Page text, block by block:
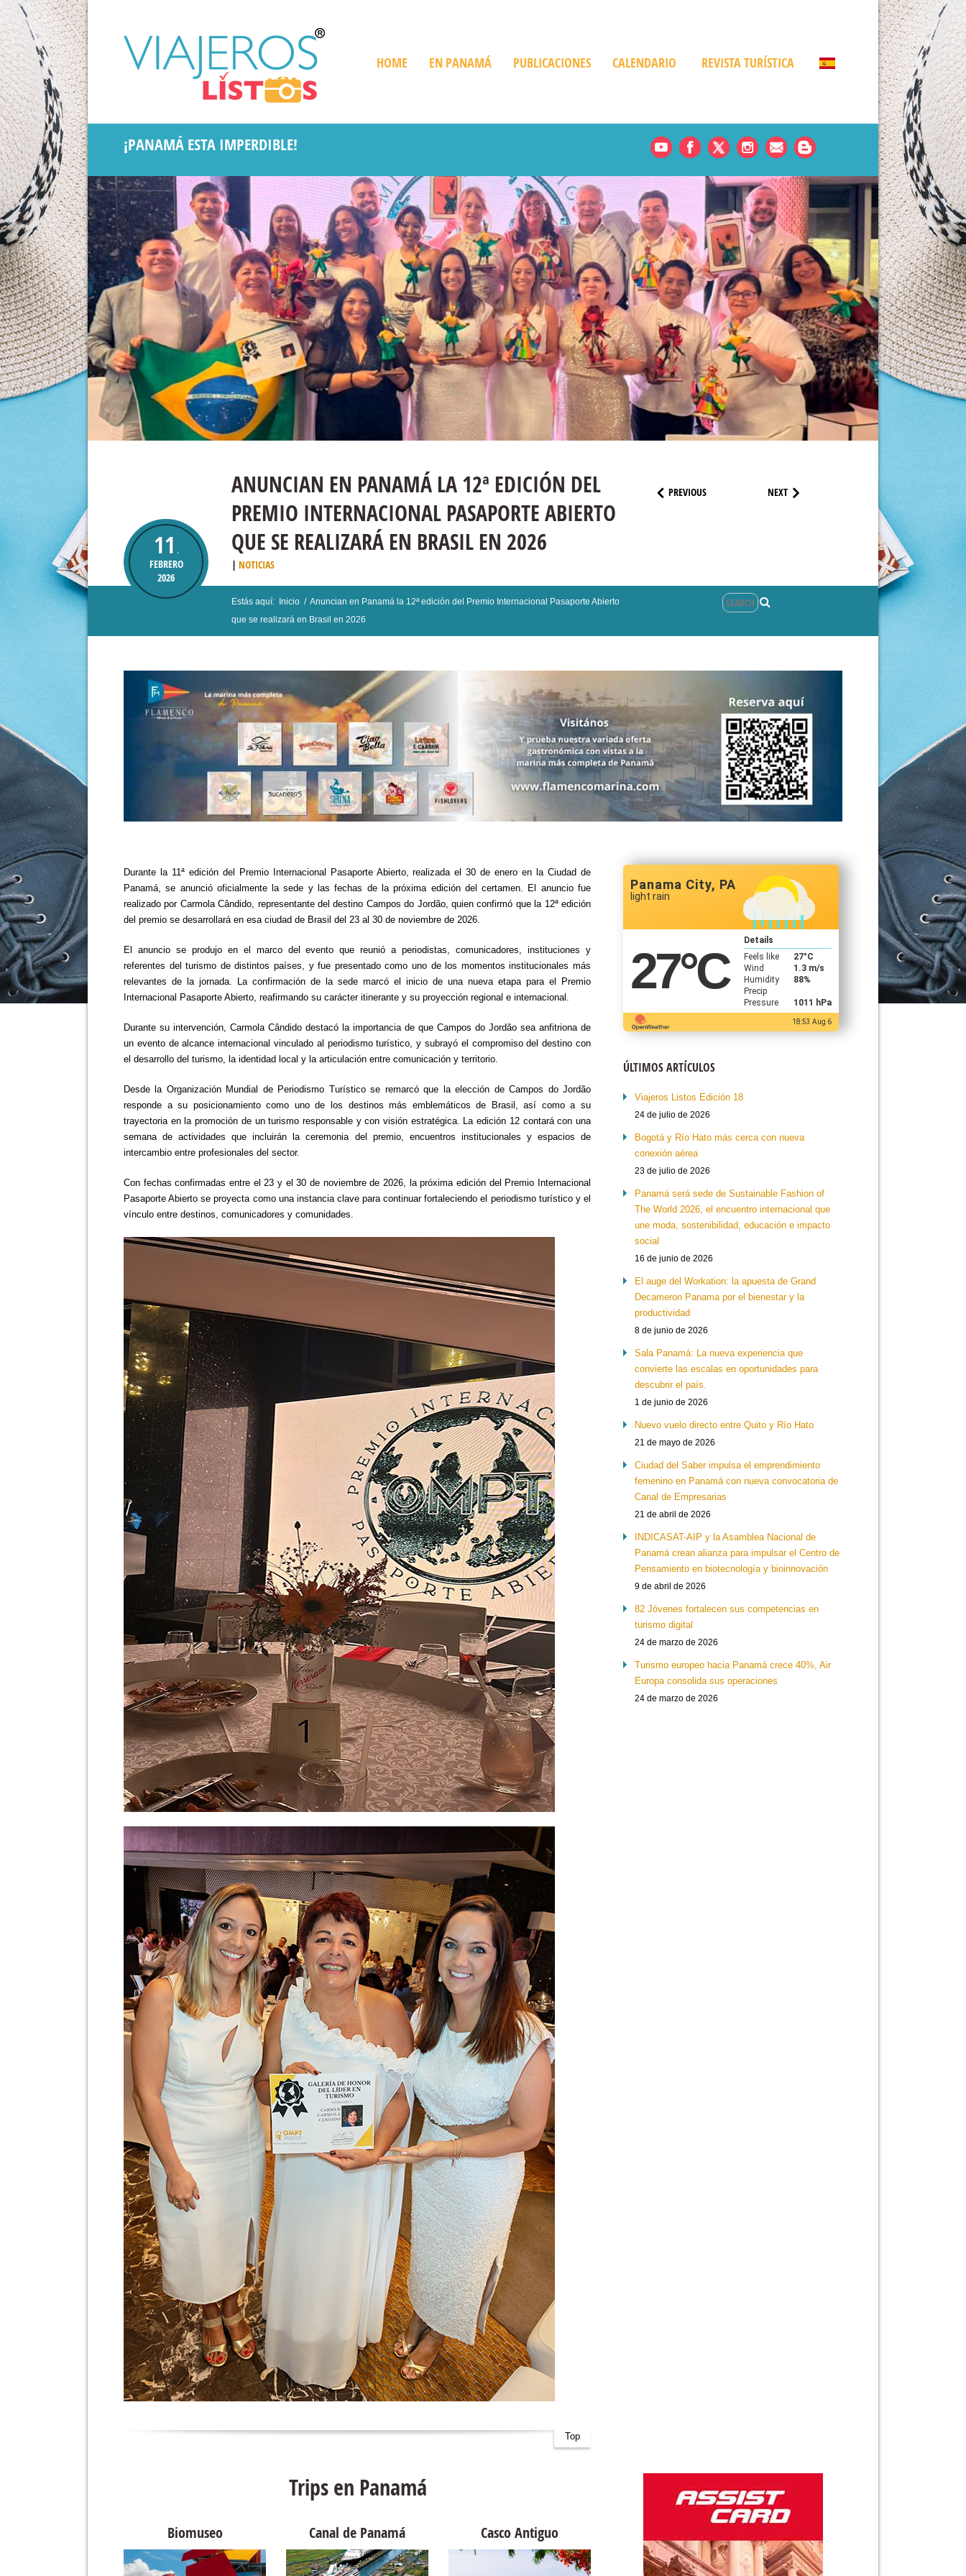
HOME EN PANAMÁ
Turismo Verde
PUBLICACIONES CALENDARIO REVISTA TURÍSTICA
¡PANAMÁ ESTA IMPERDIBLE!
11 .
FEBRERO
2026
ANUNCIAN EN PANAMÁ LA 12ª EDICIÓN DEL
PREMIO INTERNACIONAL PASAPORTE ABIERTO
QUE SE REALIZARÁ EN BRASIL EN 2026
NOTICIAS
PREVIOUS NEXT
Estás aquí: Inicio / Anuncian en Panamá la 12ª edición del Premio Internacional Pasaporte Abierto
que se realizará en Brasil en 2026
Durante la 11ª edición del Premio Internacional Pasaporte Abierto, realizada el 30 de enero en la Ciudad de
Panamá, se anunció oficialmente la sede y las fechas de la próxima edición del certamen. El anuncio fue
realizado por Carmola Cândido, representante del destino Campos do Jordão, quien confirmó que la 12ª edición
del premio se desarrollará en esa ciudad de Brasil del 23 al 30 de noviembre de 2026.
El anuncio se produjo en el marco del evento que reunió a periodistas, comunicadores, instituciones y
referentes del turismo de distintos países, y fue presentado como uno de los momentos institucionales más
relevantes de la jornada. La confirmación de la sede marcó el inicio de una nueva etapa para el Premio
Internacional Pasaporte Abierto, reafirmando su carácter itinerante y su proyección regional e internacional.
Durante su intervención, Carmola Cândido destacó la importancia de que Campos do Jordão sea anfitriona de
un evento de alcance internacional vinculado al periodismo turístico, y subrayó el compromiso del destino con
el desarrollo del turismo, la identidad local y la articulación entre comunicación y territorio.
Desde la Organización Mundial de Periodismo Turístico se remarcó que la elección de Campos do Jordão
responde a su posicionamiento como uno de los destinos más emblemáticos de Brasil, así como a su
trayectoria en la promoción de un turismo responsable y con visión estratégica. La edición 12 contará con una
semana de actividades que incluirán la ceremonia del premio, encuentros institucionales y espacios de
intercambio entre profesionales del sector.
Con fechas confirmadas entre el 23 y el 30 de noviembre de 2026, la próxima edición del Premio Internacional
Pasaporte Abierto se proyecta como una instancia clave para continuar fortaleciendo el periodismo turístico y el
vínculo entre destinos, comunicadores y comunidades.
Top
Panama City, PA
light rain
27°C
Details
Feels like
27°C
Wind
1.3 m/s
Humidity
88%
Precip
Pressure
1011 hPa
18:53 Aug 6
ÚLTIMOS ARTÍCULOS
Viajeros Listos Edición 18
24 de julio de 2026
Bogotá y Río Hato más cerca con nueva
conexión aérea
23 de julio de 2026
Panamá será sede de Sustainable Fashion of
The World 2026, el encuentro internacional que
une moda, sostenibilidad, educación e impacto
social
16 de junio de 2026
El auge del Workation: la apuesta de Grand
Decameron Panama por el bienestar y la
productividad
8 de junio de 2026
Sala Panamá: La nueva experiencia que
convierte las escalas en oportunidades para
descubrir el país.
1 de junio de 2026
Nuevo vuelo directo entre Quito y Río Hato
21 de mayo de 2026
Ciudad del Saber impulsa el emprendimiento
femenino en Panamá con nueva convocatoria de
Canal de Empresarias
21 de abril de 2026
INDICASAT-AIP y la Asamblea Nacional de
Panamá crean alianza para impulsar el Centro de
Pensamiento en biotecnología y bioinnovación
9 de abril de 2026
82 Jóvenes fortalecen sus competencias en
turismo digital
24 de marzo de 2026
Turismo europeo hacia Panamá crece 40%, Air
Europa consolida sus operaciones
24 de marzo de 2026
Trips en Panamá
Biomuseo Canal de Panamá Casco Antiguo Bocas del Toro Parque Metropolitano